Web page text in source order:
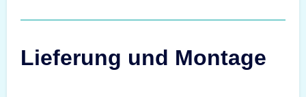
Lieferung und Montage